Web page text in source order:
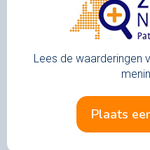
Lees de waarderingen
plaats